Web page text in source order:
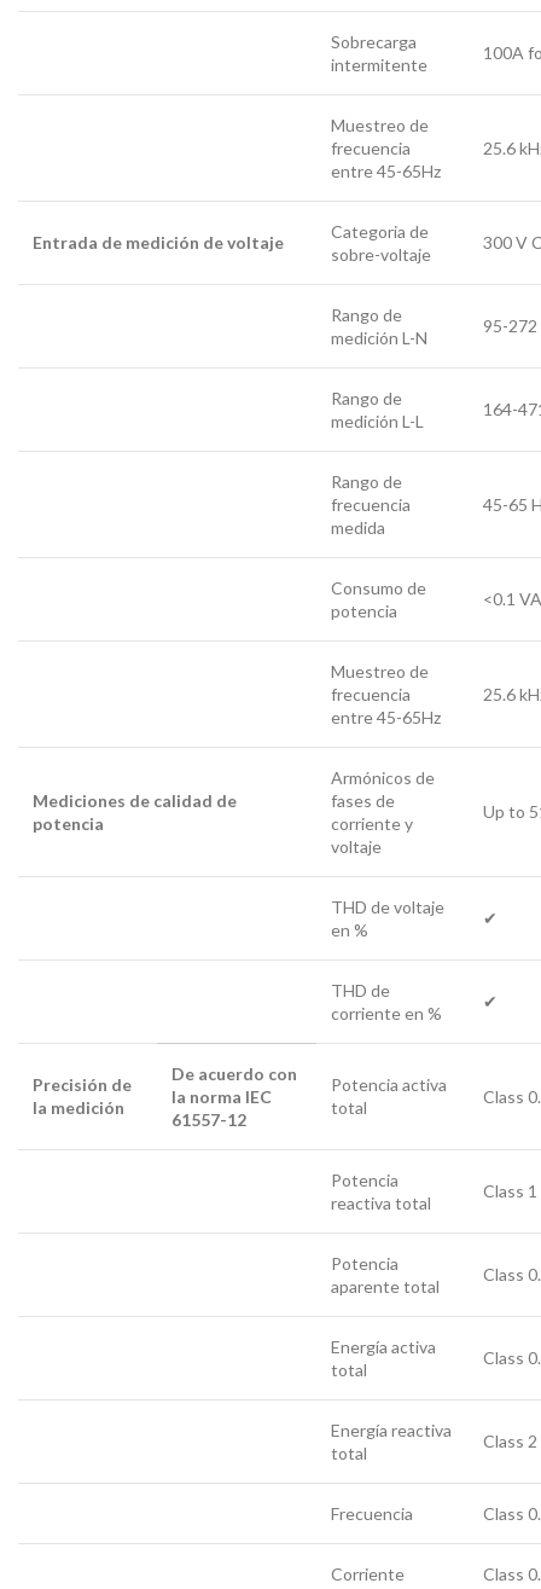
Sobrecarga
intermitente
100A
Muestreo de
frecuencia
entre 45-65Hz
25.6
Entrada de medición de voltaje
Categoria de
sobre-voltaje
300 V
Rango de
medición L-N
95-
Rango de
medición L-L
164-
Rango de
frecuencia
medida
45-65
Consumo de
potencia
<0.1 VA
Muestreo de
frecuencia
entre 45-65Hz
25.6
Mediciones de calidad de
potencia
Armónicos de
fases de
corriente y
voltaje
Up to
THD de voltaje
en %
✔
THD de
corriente en %
✔
Precisión de
la medición
De acuerdo con
la norma IEC
61557-12
Potencia activa
total
Class
Potencia
reactiva total
Class 1
Potencia
aparente total
Class
Energía activa
total
Class
Energía reactiva
total
Class 2
Frecuencia Class
Corriente Class